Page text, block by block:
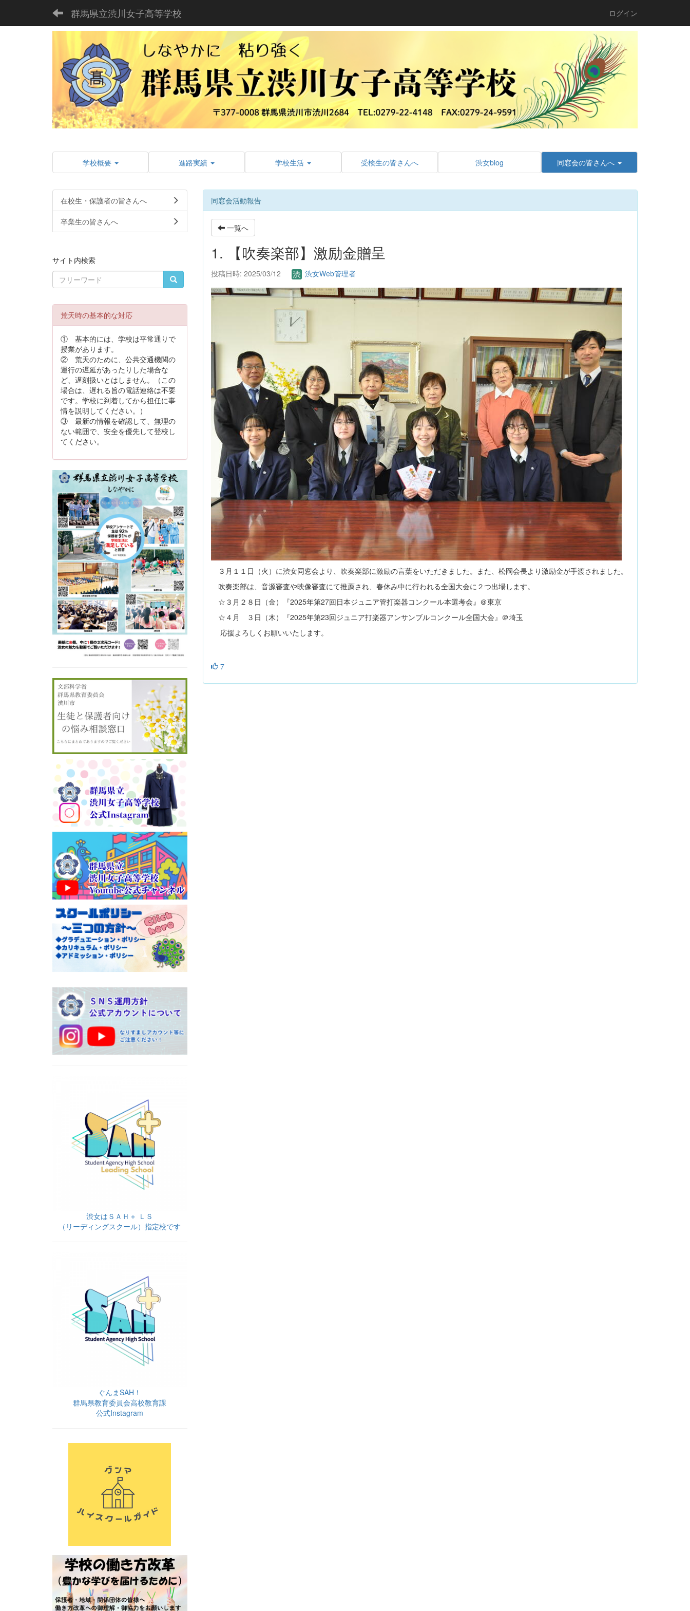
群馬県立渋川女子高等学校 ログイン
学校概要 進路実績 学校生活 受検生の皆さんへ 渋女blog 同窓会の皆さんへ
同窓会活動報告
一覧へ
1. 【吹奏楽部】激励金贈呈
投稿日時: 2025/03/12 渋女Web管理者
３月１１日（火）に渋女同窓会より、吹奏楽部に激励の言葉をいただきました。また、松岡会長より激励金が手渡されました。
吹奏楽部は、音源審査や映像審査にて推薦され、春休み中に行われる全国大会に２つ出場します。
☆３月２８日（金）『2025年第27回日本ジュニア管打楽器コンクール本選考会』＠東京
☆４月 ３日（木）『2025年第23回ジュニア打楽器アンサンブルコンクール全国大会』＠埼玉
応援よろしくお願いいたします。
7
在校生・保護者の皆さんへ
卒業生の皆さんへ
サイト内検索
荒天時の基本的な対応
① 基本的には、学校は平常通りで
授業があります。
② 荒天のために、公共交通機関の
運行の遅延があったりした場合な
ど、遅刻扱いとはしません。（この
場合は、遅れる旨の電話連絡は不要
です。学校に到着してから担任に事
情を説明してください。）
③ 最新の情報を確認して、無理の
ない範囲で、安全を優先して登校し
てください。
渋女はＳＡＨ＋ ＬＳ
（リーディングスクール）指定校です
ぐんまSAH！
群馬県教育委員会高校教育課
公式Instagram